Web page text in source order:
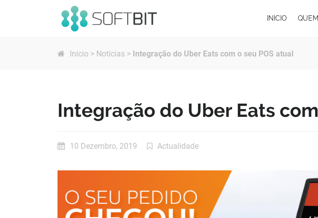
INÍCIO
Início > Notícias > Integração do Uber Eats com o seu POS atual
Integração do Uber Eats
10 Dezembro, 2019 Actualidade